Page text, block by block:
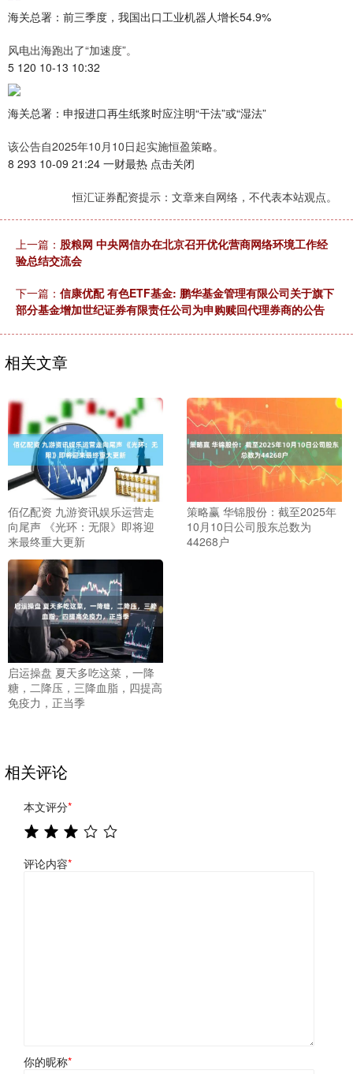
海关总署：前三季度，我国出口工业机器人增长54.9%
风电出海跑出了“加速度”。
5 120 10-13 10:32
海关总署：申报进口再生纸浆时应注明“干法”或“湿法”
该公告自2025年10月10日起实施恒盈策略。
8 293 10-09 21:24 一财最热 点击关闭
恒汇证券配资提示：文章来自网络，不代表本站观点。
上一篇： 股粮网 中央网信办在北京召开优化营商网络环境工作经
验总结交流会
下一篇： 信康优配 有色ETF基金: 鹏华基金管理有限公司关于旗下
部分基金增加世纪证券有限责任公司为申购赎回代理券商的公告
相关文章
佰亿配资 九游资讯娱乐运营走
向尾声 《光环：无限》即将迎
来最终重大更新
策略赢 华锦股份：截至2025年
10月10日公司股东总数为
44268户
启运操盘 夏天多吃这菜，一降
糖，二降压，三降血脂，四提高
免疫力，正当季
相关评论
本文评分*
评论内容*
你的昵称*